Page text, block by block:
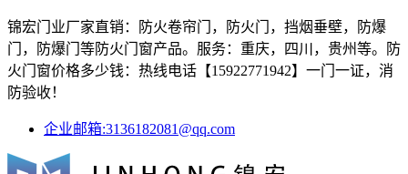
锦宏门业厂家直销：防火卷帘门，防火门，挡烟垂壁，防爆
门，防爆门等防火门窗产品。服务：重庆，四川，贵州等。防
火门窗价格多少钱：热线电话【15922771942】一门一证，消
防验收！
企业邮箱:3136182081@qq.com